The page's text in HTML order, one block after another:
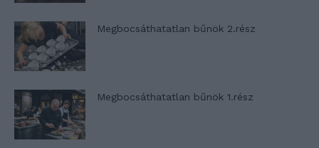
Megbocsáthatatlan bűnök 2.rész
Megbocsáthatatlan bűnök 1.rész